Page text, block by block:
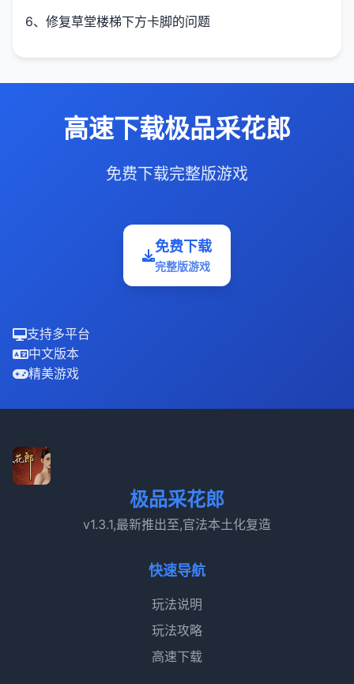
6、修复草堂楼梯下方卡脚的问题
高速下载极品采花郎
免费下载完整版游戏
免费下载
完整版游戏
支持多平台
中文版本
精美游戏
极品采花郎
v1.3.1,最新推出至,官法本土化复造
快速导航
玩法说明
玩法攻略
高速下载